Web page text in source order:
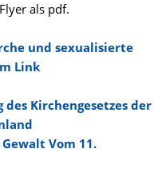
als pdf.
und sexualisierte
Link
Kirchengesetzes der
Vom 11.